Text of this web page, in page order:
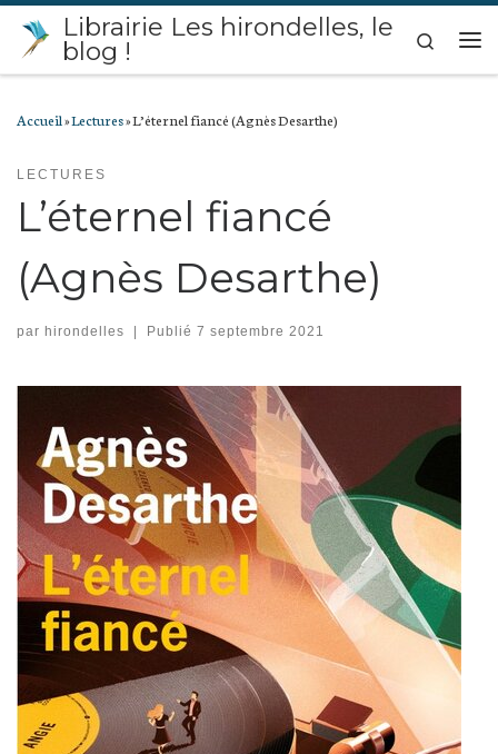
Passer au contenu
Librairie Les hirondelles, le
blog !
Search
Accueil»Lectures»L’éternel fiancé (Agnès Desarthe)
LECTURES
L’éternel fiancé
(Agnès Desarthe)
par hirondelles | Publié 7 septembre 2021